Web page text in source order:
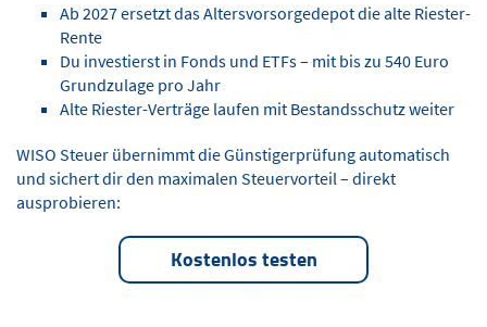
Ab 2027 ersetzt das Altersvorsorgedepot die alte Riester-
Rente
Du investierst in Fonds und ETFs – mit bis zu 540 Euro
Grundzulage pro Jahr
Alte Riester-Verträge laufen mit Bestandsschutz weiter
WISO Steuer übernimmt die Günstigerprüfung automatisch
und sichert dir den maximalen Steuervorteil – direkt
ausprobieren:
Kostenlos testen